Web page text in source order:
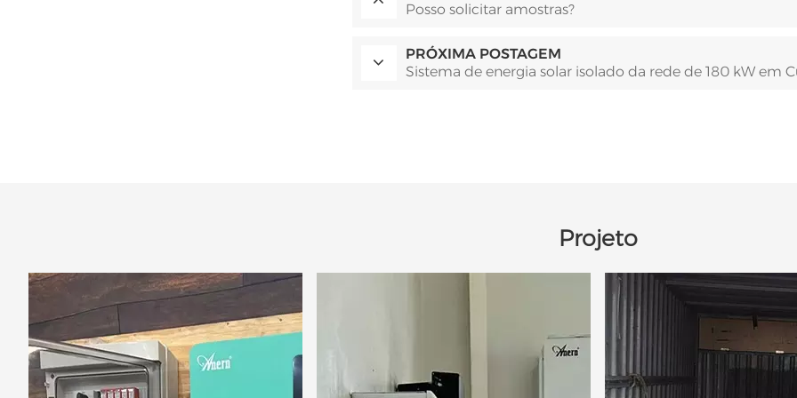
Posso solicitar amostras?
PRÓXIMA POSTAGEM
Sistema de energia solar isolado da rede de 180 kW em
Projeto